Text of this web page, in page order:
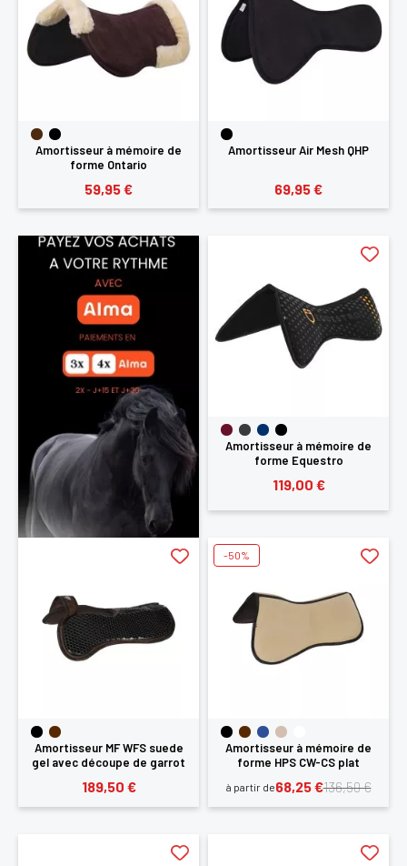
Amortisseur à mémoire de
forme Ontario
59,95 €
Amortisseur Air Mesh QHP
69,95 €
Amortisseur à mémoire de
forme Equestro
119,00 €
Amortisseur MF WFS suede
gel avec découpe de garrot
189,50 €
Amortisseur à mémoire de
forme HPS CW-CS plat
à partir de 136,50 €
68,25 €
-50%